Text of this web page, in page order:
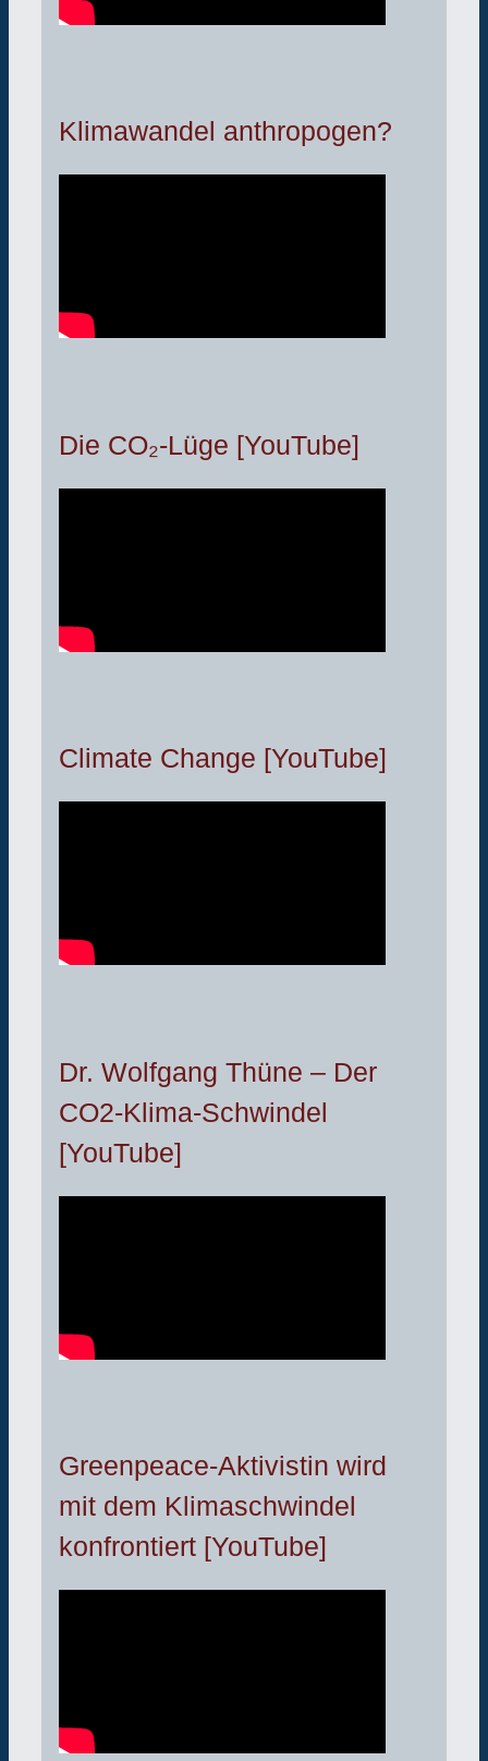
Klimawandel anthropogen?
Die CO₂-Lüge [YouTube]
Climate Change [YouTube]
Dr. Wolfgang Thüne – Der
CO2-Klima-Schwindel
[YouTube]
Greenpeace-Aktivistin wird
mit dem Klimaschwindel
konfrontiert [YouTube]